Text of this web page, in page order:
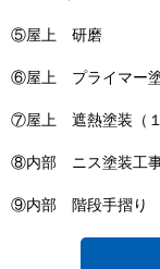
⑤屋上 研磨
⑥屋上 プライマー
⑦屋上 遮熱塗装（１
⑧内部 ニス塗装工
⑨内部 階段手摺り